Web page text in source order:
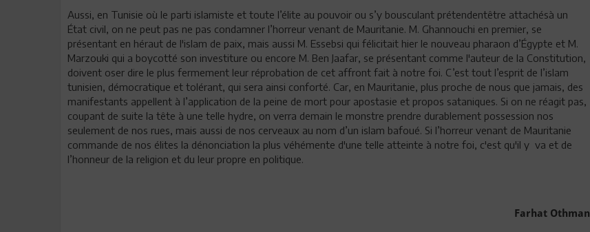
Aussi, en Tunisie où le parti islamiste et toute l’élite au pouvoir ou s’y bousculant prétendentêtre attachésà un
État civil, on ne peut pas ne pas condamner l’horreur venant de Mauritanie. M. Ghannouchi en premier, se
présentant en héraut de l'islam de paix, mais aussi M. Essebsi qui félicitait hier le nouveau pharaon d’Égypte et M.
Marzouki qui a boycotté son investiture ou encore M. Ben Jaafar, se présentant comme l'auteur de la Constitution,
doivent oser dire le plus fermement leur réprobation de cet affront fait à notre foi. C’est tout l’esprit de l’islam
tunisien, démocratique et tolérant, qui sera ainsi conforté. Car, en Mauritanie, plus proche de nous que jamais, des
manifestants appellent à l’application de la peine de mort pour apostasie et propos sataniques. Si on ne réagit pas,
coupant de suite la tête à une telle hydre, on verra demain le monstre prendre durablement possession nos
seulement de nos rues, mais aussi de nos cerveaux au nom d’un islam bafoué. Si l’horreur venant de Mauritanie
commande de nos élites la dénonciation la plus véhémente d'une telle atteinte à notre foi, c'est qu'il y va et de
l’honneur de la religion et du leur propre en politique.
Farhat Othman